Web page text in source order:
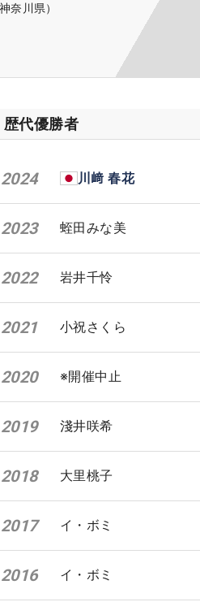
奈川県）
歴代優勝者
2024 川﨑 春花
2023 蛭田みな美
2022 岩井千怜
2021 小祝さくら
2020 ※開催中止
2019 淺井咲希
2018 大里桃子
2017 イ・ボミ
2016 イ・ボミ